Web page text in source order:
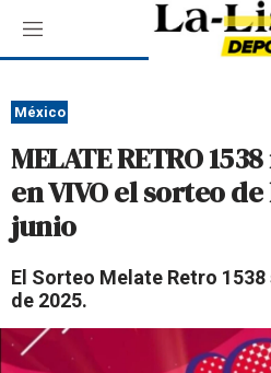
M
e
ú
México
MELATE RETRO
en VIVO el sorteo
junio
El Sorteo Melate Retro
de 2025.